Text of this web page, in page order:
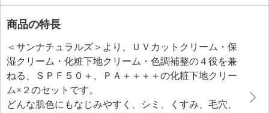
商品の特長
＜サンナチュラルズ＞より、ＵＶカットクリーム・保
湿クリーム・化粧下地クリーム・色調補整の４役を兼
ねる、ＳＰＦ５０＋、ＰＡ＋＋＋＋の化粧下地クリー
ム×２のセットです。
どんな肌色にもなじみやすく、シミ、くすみ、毛穴、